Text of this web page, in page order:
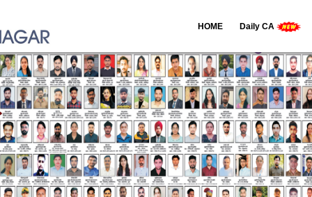
Daily CA
HOME